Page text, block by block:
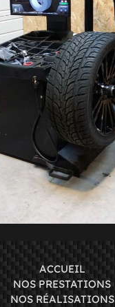
ACCUEIL
NOS PRESTATIONS
NOS RÉALISATIONS